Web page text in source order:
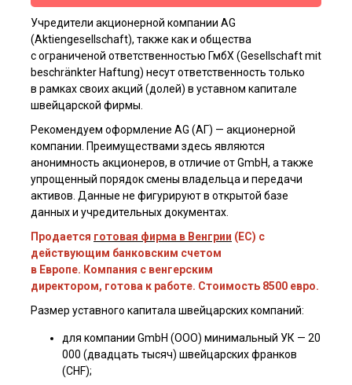
Я ознакомлен(а) спользовательским соглашением
согласие на обработку персональных данных третьими лицами.
Отправить
Учредители акцион­ерной компании AG
(Aktiengesellschaft), также как и общества
с ограниченой ответственностью ГмбХ (Gesellschaft mit
beschränkter Haftung) несут ответственность только
в рамках своих акций (долей) в уставном капитале
швейцарской фирмы.
Рекомендуем оформление AG (АГ) — акционерной
компании. Преимуществами здесь являются
анонимность акционеров, в отличие от GmbH, а также
упрощенный порядок смены владельца и передачи
активов. Данные не фигурируют в открытой базе
данных и учредительных документах.
Продается готовая фирма в Венгрии (ЕС) с
действующим банковским счетом
в Европе. Компания с венгерским
директором, готова к работе. Стоимость 8500 евро.
Размер уставного капитала швейцарских компаний:
для компании GmbH (ООО) минимальный УК — 20
000 (двадцать тысяч) швейцарских франков
(CHF);